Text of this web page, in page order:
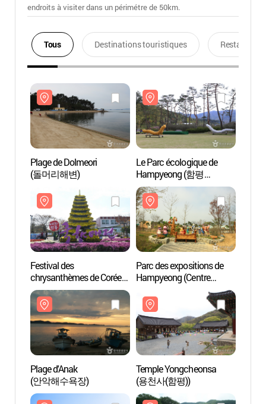
endroits à visiter dans un périmétre de 50km.
Tous Destinations touristiques Restaurants
Plage de Dolmeori
(돌머리해변)
Le Parc écologique de
Hampyeong (함평
자연생태공원)
Festival des
chrysanthèmes de Corée
(대한민국 국향대전)
Parc des expositions de
Hampyeong (Centre
d’exposition des papillons
et insectes)
(함평엑스포공원)
Plage d'Anak
(안악해수욕장)
Temple Yongcheonsa
(용천사(함평))